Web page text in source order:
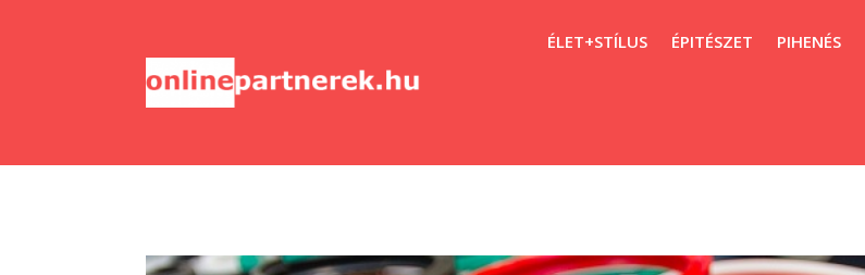
ÉLET+STÍLUS ÉPITÉSZET PIHENÉS